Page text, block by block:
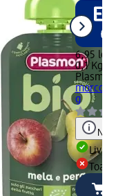
6,95 lei
0,1 Kg
Plasmon
morcov
g
Notă